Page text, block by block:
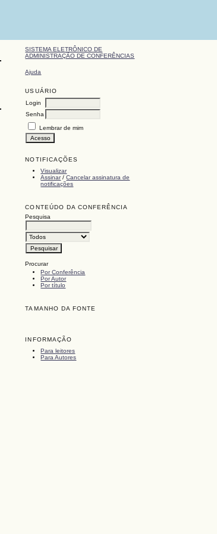
SISTEMA ELETRÔNICO DE
ADMINISTRAÇÃO DE CONFERÊNCIAS
Ajuda
USUÁRIO
Login
Senha
Lembrar de mim
NOTIFICAÇÕES
Visualizar
Assinar/Cancelar assinatura de
notificações
CONTEÚDO DA CONFERÊNCIA
Pesquisa
Procurar
Por Conferência
Por Autor
Por título
TAMANHO DA FONTE
INFORMAÇÃO
Para leitores
Para Autores